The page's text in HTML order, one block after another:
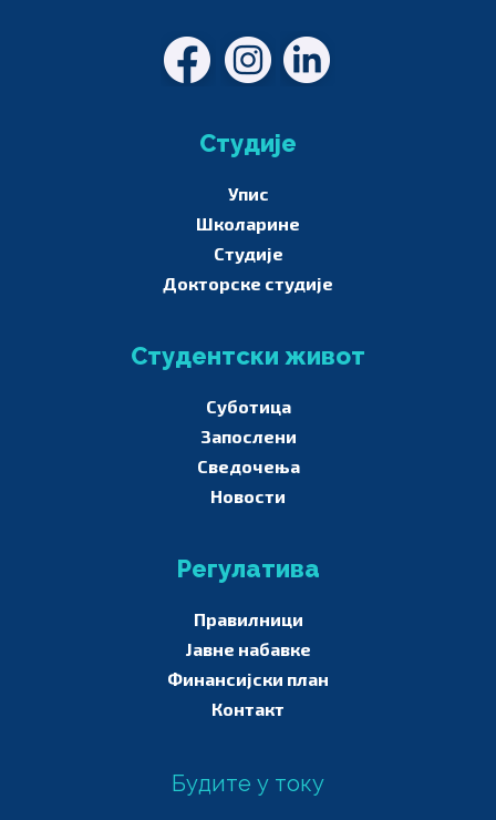
Студије
Упис
Школарине
Студије
Докторске студије
Студентски живот
Суботица
Запослени
Сведочења
Новости
Регулатива
Правилници
Јавне набавке
Финансијски план
Контакт
Будите у току